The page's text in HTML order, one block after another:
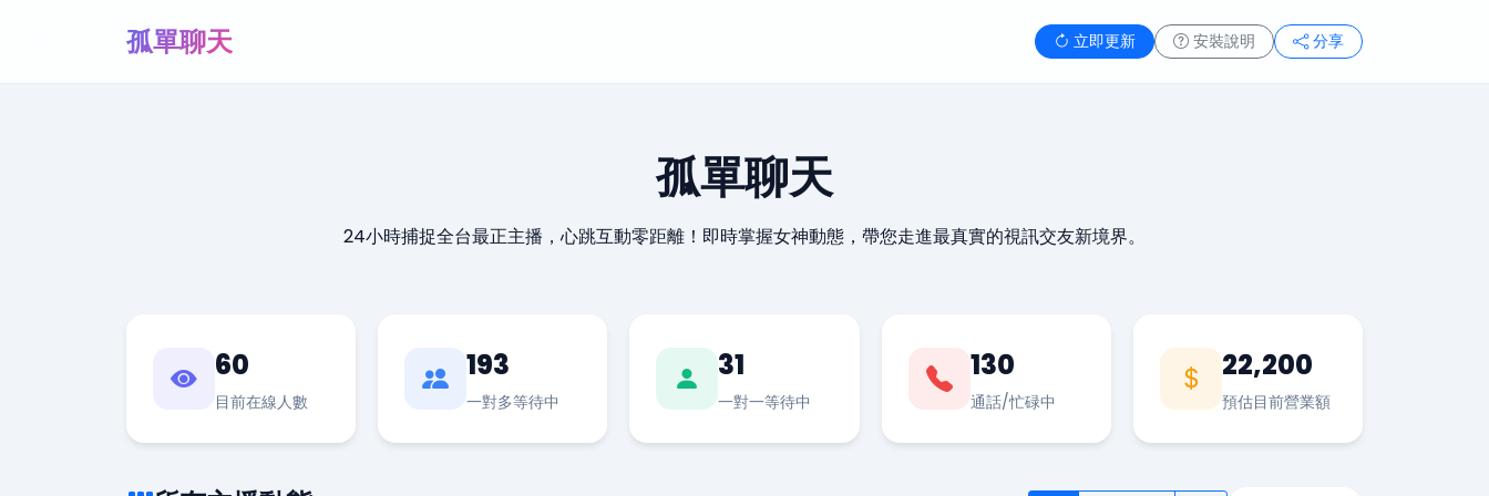
孤單聊天 立即更新 安裝說明 分享
孤單聊天
24小時捕捉全台最正主播，心跳互動零距離！即時掌握女神動態，帶您走進最真實的視訊交友新境界。
60
目前在線人數
193
一對多等待中
31
一對一等待中
130
通話/忙碌中
22,200
預估目前營業額